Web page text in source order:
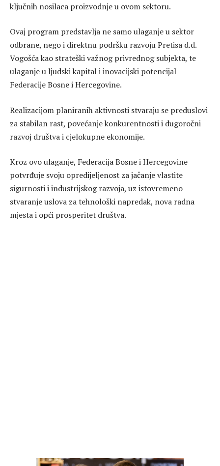
ključnih nosilaca proizvodnje u ovom sektoru.
Ovaj program predstavlja ne samo ulaganje u sektor
odbrane, nego i direktnu podršku razvoju Pretisa d.d.
Vogošća kao strateški važnog privrednog subjekta, te
ulaganje u ljudski kapital i inovacijski potencijal
Federacije Bosne i Hercegovine.
Realizacijom planiranih aktivnosti stvaraju se preduslovi
za stabilan rast, povećanje konkurentnosti i dugoročni
razvoj društva i cjelokupne ekonomije.
Kroz ovo ulaganje, Federacija Bosne i Hercegovine
potvrđuje svoju opredijeljenost za jačanje vlastite
sigurnosti i industrijskog razvoja, uz istovremeno
stvaranje uslova za tehnološki napredak, nova radna
mjesta i opći prosperitet društva.